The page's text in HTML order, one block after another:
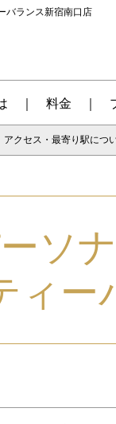
バランス新宿南口店
料金
アクセス・最寄り駅につ
ソ
ィー